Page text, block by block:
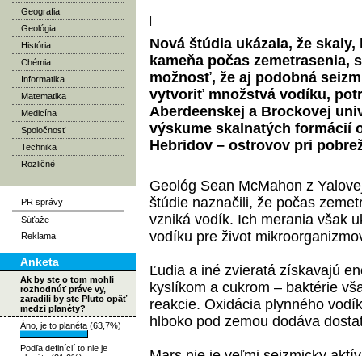
Geografia
Geológia
História
Chémia
Informatika
Matematika
Medicína
Spoločnosť
Technika
Rozličné
PR správy
Súťaže
Reklama
Anketa
Ak by ste o tom mohli
rozhodnúť práve vy,
zaradili by ste Pluto opäť
medzi planéty?
Áno, je to planéta (63,7%)
Podľa definícií to nie je
Nová štúdia ukázala, že
kameňa počas zemetrasenia,
možnosť, že aj podobná
vytvoriť množstvá vodíku,
Aberdeenskej a Brockovej
výskume skalnatých formácií
Hebridov – ostrovov pri
Geológ Sean McMahon z
štúdie naznačili, že počas
vzniká vodík. Ich merania však
vodíku pre život
Ľudia a iné zvieratá získavajú
kyslíkom a cukrom – baktérie
reakcie. Oxidácia plynného
hlboko pod zemou dodáva